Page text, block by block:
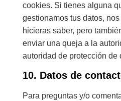
cookies. Si tienes alguna
gestionamos tus datos,
hicieras saber, pero
enviar una queja a la
autoridad de protección de
10. Datos de
Para preguntas y/o